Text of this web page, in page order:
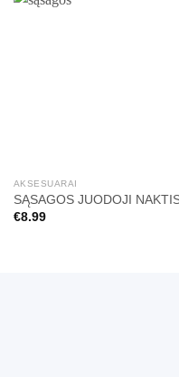
AKSESUARAI
SĄSAGOS JUODOJI
€8.99